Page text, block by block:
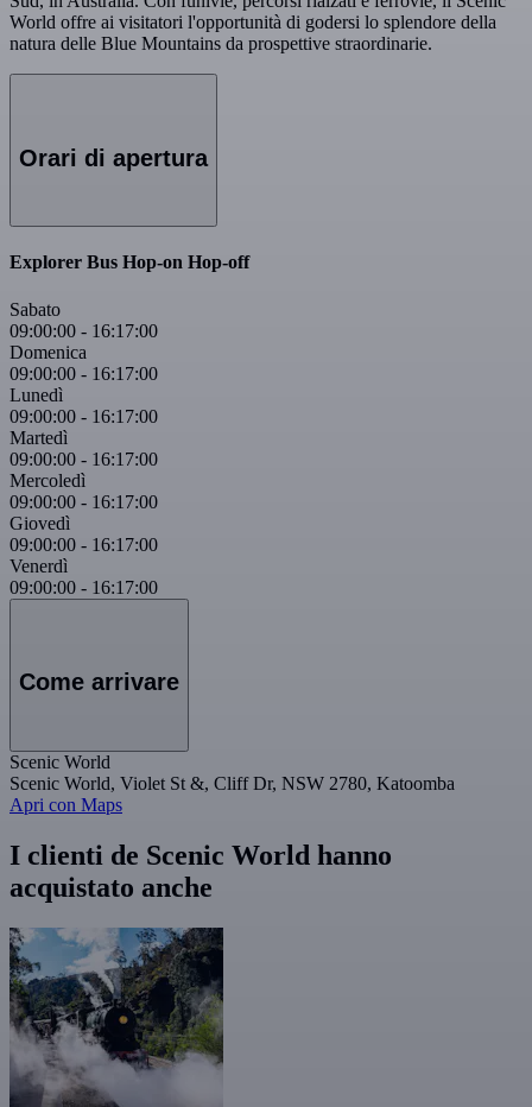
World offre ai visitatori l'opportunità di godersi lo splendore della
natura delle Blue Mountains da prospettive straordinarie.
Orari di apertura
Explorer Bus Hop-on Hop-off
Sabato
09:00:00 - 16:17:00
Domenica
09:00:00 - 16:17:00
Lunedì
09:00:00 - 16:17:00
Martedì
09:00:00 - 16:17:00
Mercoledì
09:00:00 - 16:17:00
Giovedì
09:00:00 - 16:17:00
Venerdì
09:00:00 - 16:17:00
Come arrivare
Scenic World
Scenic World, Violet St &, Cliff Dr, NSW 2780, Katoomba
Apri con Maps
I clienti de Scenic World hanno
acquistato anche